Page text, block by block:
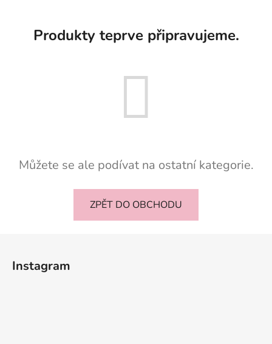
Produkty teprve připravujeme.
Můžete se ale podívat na ostatní kategorie.
ZPĚT DO OBCHODU
Instagram